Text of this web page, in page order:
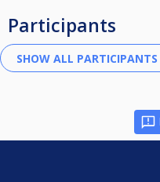
Participants